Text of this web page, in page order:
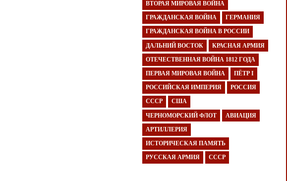
ВТОРАЯ МИРОВАЯ ВОЙНА
ГРАЖДАНСКАЯ ВОЙНА ГЕРМАНИЯ
ГРАЖДАНСКАЯ ВОЙНА В РОССИИ
ДАЛЬНИЙ ВОСТОК КРАСНАЯ АРМИЯ
ОТЕЧЕСТВЕННАЯ ВОЙНА 1812 ГОДА
ПЕРВАЯ МИРОВАЯ ВОЙНА ПЁТР I
РОССИЙСКАЯ ИМПЕРИЯ РОССИЯ
СССР США
ЧЕРНОМОРСКИЙ ФЛОТ АВИАЦИЯ
АРТИЛЛЕРИЯ
ИСТОРИЧЕСКАЯ ПАМЯТЬ
РУССКАЯ АРМИЯ СССР